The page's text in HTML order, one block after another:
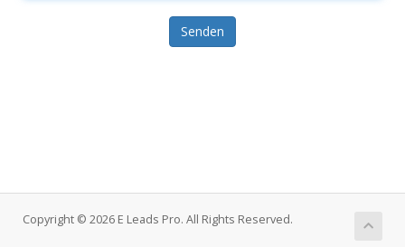
Senden
Copyright © 2026 E Leads Pro. All Rights Reserved.